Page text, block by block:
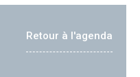
Retour à l'agenda